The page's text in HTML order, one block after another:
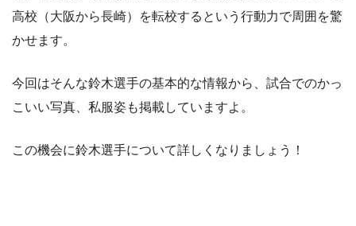
高校（大阪から長崎）を転校するという行動力で周囲を驚
かせます。
今回はそんな鈴木選手の基本的な情報から、試合でのかっ
こいい写真、私服姿も掲載していますよ。
この機会に鈴木選手について詳しくなりましょう！